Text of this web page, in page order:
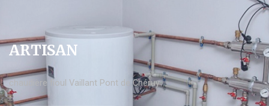
ARTISAN
chaudière fioul Vaillant Pont de Chéruy